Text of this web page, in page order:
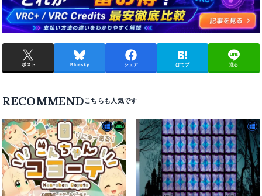
ポスト Bluesky シェア はてブ 送る
RECOMMEND